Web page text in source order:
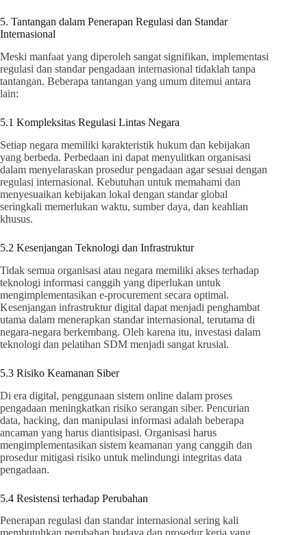
5. Tantangan dalam Penerapan Regulasi dan Standar
Internasional
Meski manfaat yang diperoleh sangat signifikan, implementasi
regulasi dan standar pengadaan internasional tidaklah tanpa
tantangan. Beberapa tantangan yang umum ditemui antara
lain:
5.1 Kompleksitas Regulasi Lintas Negara
Setiap negara memiliki karakteristik hukum dan kebijakan
yang berbeda. Perbedaan ini dapat menyulitkan organisasi
dalam menyelaraskan prosedur pengadaan agar sesuai dengan
regulasi internasional. Kebutuhan untuk memahami dan
menyesuaikan kebijakan lokal dengan standar global
seringkali memerlukan waktu, sumber daya, dan keahlian
khusus.
5.2 Kesenjangan Teknologi dan Infrastruktur
Tidak semua organisasi atau negara memiliki akses terhadap
teknologi informasi canggih yang diperlukan untuk
mengimplementasikan e-procurement secara optimal.
Kesenjangan infrastruktur digital dapat menjadi penghambat
utama dalam menerapkan standar internasional, terutama di
negara-negara berkembang. Oleh karena itu, investasi dalam
teknologi dan pelatihan SDM menjadi sangat krusial.
5.3 Risiko Keamanan Siber
Di era digital, penggunaan sistem online dalam proses
pengadaan meningkatkan risiko serangan siber. Pencurian
data, hacking, dan manipulasi informasi adalah beberapa
ancaman yang harus diantisipasi. Organisasi harus
mengimplementasikan sistem keamanan yang canggih dan
prosedur mitigasi risiko untuk melindungi integritas data
pengadaan.
5.4 Resistensi terhadap Perubahan
Penerapan regulasi dan standar internasional sering kali